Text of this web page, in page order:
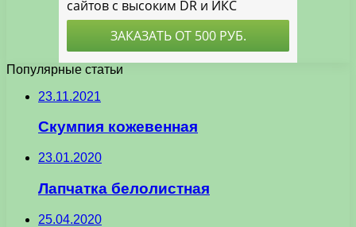
Популярные статьи
23.11.2021
Скумпия кожевенная
23.01.2020
Лапчатка белолистная
25.04.2020